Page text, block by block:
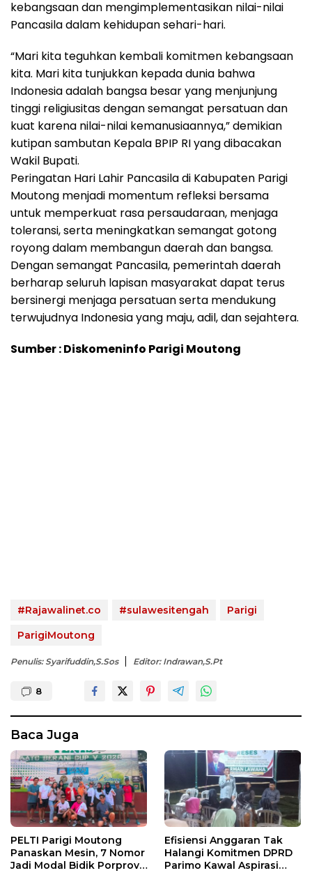
kebangsaan dan mengimplementasikan nilai-nilai
Pancasila dalam kehidupan sehari-hari.
“Mari kita teguhkan kembali komitmen kebangsaan
kita. Mari kita tunjukkan kepada dunia bahwa
Indonesia adalah bangsa besar yang menjunjung
tinggi religiusitas dengan semangat persatuan dan
kuat karena nilai-nilai kemanusiaannya,” demikian
kutipan sambutan Kepala BPIP RI yang dibacakan
Wakil Bupati.
Peringatan Hari Lahir Pancasila di Kabupaten Parigi
Moutong menjadi momentum refleksi bersama
untuk memperkuat rasa persaudaraan, menjaga
toleransi, serta meningkatkan semangat gotong
royong dalam membangun daerah dan bangsa.
Dengan semangat Pancasila, pemerintah daerah
berharap seluruh lapisan masyarakat dapat terus
bersinergi menjaga persatuan serta mendukung
terwujudnya Indonesia yang maju, adil, dan sejahtera.
Sumber : Diskomeninfo Parigi Moutong
#Rajawalinet.co #sulawesitengah
Parigi
ParigiMoutong
Penulis: Syarifuddin,S.Sos Editor: Indrawan,S.Pt
8
Baca Juga
PELTI Parigi Moutong
Panaskan Mesin, 7 Nomor
Jadi Modal Bidik Porprov
Efisiensi Anggaran Tak
Halangi Komitmen DPRD
Parimo Kawal Aspirasi